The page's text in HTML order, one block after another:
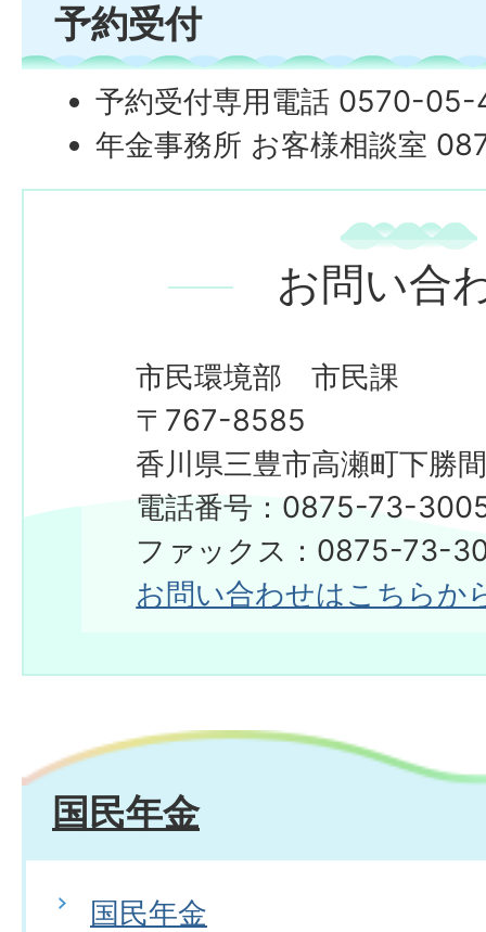
予約受付
予約受付専用電話 0570-
年金事務所 お客様相談室
お問い合
市民環境部 市民課
〒767-8585
香川県三豊市高瀬町下勝
電話番号：0875-73-
ファックス：0875-73-
お問い合わせはこちらか
国民年金
国民年金